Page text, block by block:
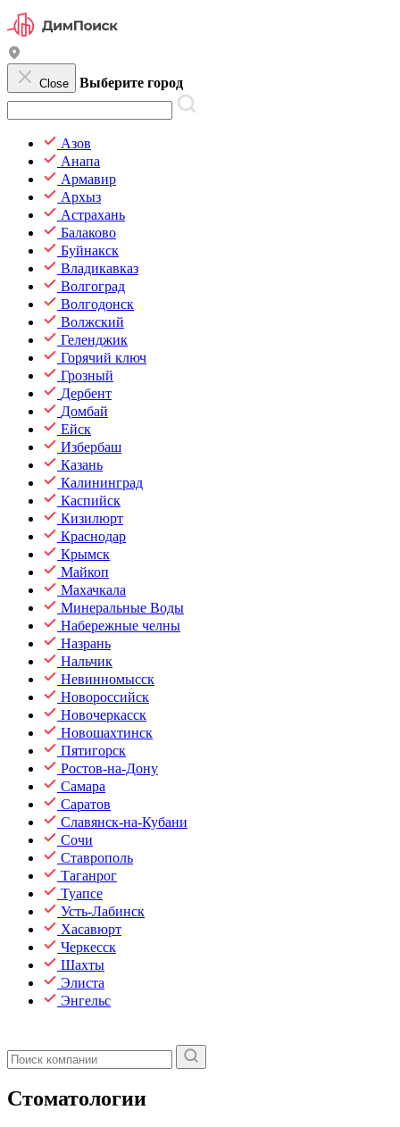
Close Выберите город
Азов
Анапа
Армавир
Архыз
Астрахань
Балаково
Буйнакск
Владикавказ
Волгоград
Волгодонск
Волжский
Геленджик
Горячий ключ
Грозный
Дербент
Домбай
Ейск
Избербаш
Казань
Калининград
Каспийск
Кизилюрт
Краснодар
Крымск
Майкоп
Махачкала
Минеральные Воды
Набережные челны
Назрань
Нальчик
Невинномысск
Новороссийск
Новочеркасск
Новошахтинск
Пятигорск
Ростов-на-Дону
Самара
Саратов
Славянск-на-Кубани
Сочи
Ставрополь
Таганрог
Туапсе
Усть-Лабинск
Хасавюрт
Черкесск
Шахты
Элиста
Энгельс
Стоматологии